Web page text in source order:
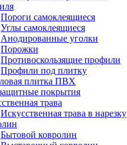
Пороги самоклеящиеся
Углы самоклеящиеся
Анодированные уголки
Порожки
Противоскользящие профили
Профили под плитку
плитка ПВХ
покрытия
трава
Искусственная трава в нарезку
Бытовой ковролин